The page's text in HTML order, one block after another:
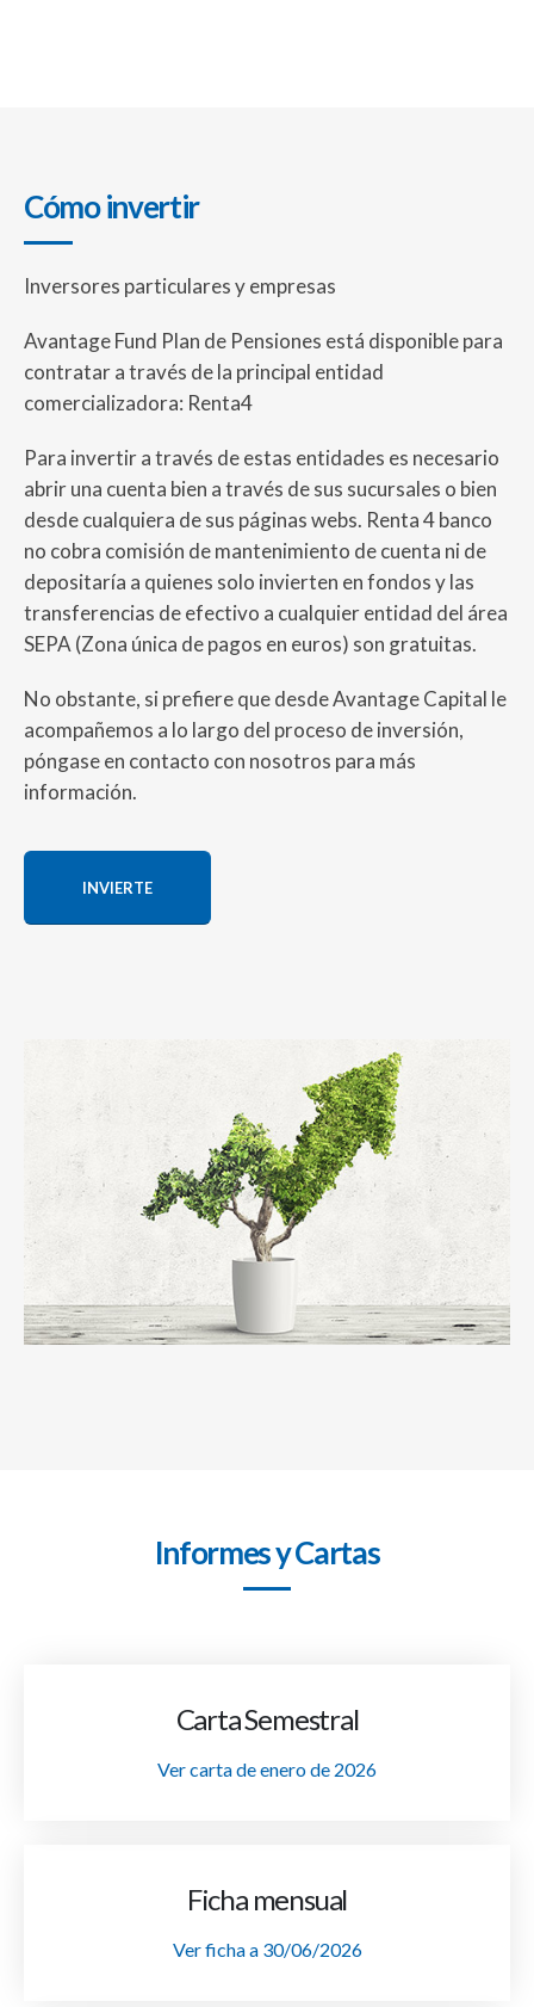
Cómo invertir
Inversores particulares y empresas
Avantage Fund Plan de Pensiones está disponible para
contratar a través de la principal entidad
comercializadora: Renta4
Para invertir a través de estas entidades es necesario
abrir una cuenta bien a través de sus sucursales o bien
desde cualquiera de sus páginas webs. Renta 4 banco
no cobra comisión de mantenimiento de cuenta ni de
depositaría a quienes solo invierten en fondos y las
transferencias de efectivo a cualquier entidad del área
SEPA (Zona única de pagos en euros) son gratuitas.
No obstante, si prefiere que desde Avantage Capital le
acompañemos a lo largo del proceso de inversión,
póngase en contacto con nosotros para más
información.
INVIERTE
Informes y Cartas
Carta Semestral
Ver carta de enero de 2026
Ficha mensual
Ver ficha a 30/06/2026